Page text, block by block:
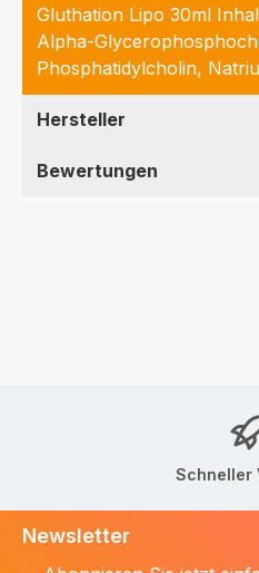
Gluthation Lipo 30ml
Alpha-
Phosphatidylcholin,
Hersteller
Bewertungen
Schneller
Newsletter